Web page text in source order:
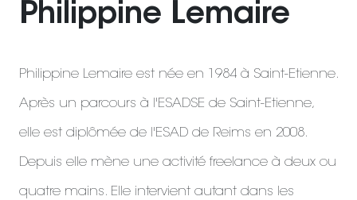
Philippine Lemaire
Philippine Lemaire est née en 1984 à Saint-Etienne.
Après un parcours à l'ESADSE de Saint-Etienne,
elle est diplômée de l'ESAD de Reims en 2008.
Depuis elle mène une activité freelance à deux ou
quatre mains. Elle intervient autant dans les